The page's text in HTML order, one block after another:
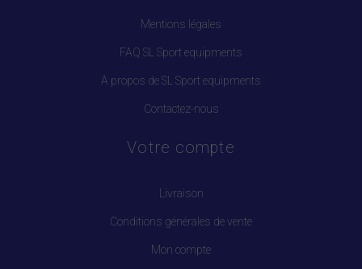
Mentions légales
FAQ SL Sport equipments
A propos de SL Sport equipments
Contactez-nous
Votre compte
Livraison
Conditions générales de vente
Mon compte